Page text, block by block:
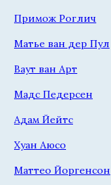
Примож Роглич
Матье ван дер Пул
Ваут ван Арт
Мадс Педерсен
Адам Йейтс
Хуан Аюсо
Маттео Йоргенсон